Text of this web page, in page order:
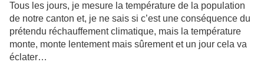
Tous les jours, je mesure la température de la population
de notre canton et, je ne sais si c’est une conséquence du
prétendu réchauffement climatique, mais la température
monte, monte lentement mais sûrement et un jour cela va
éclater…